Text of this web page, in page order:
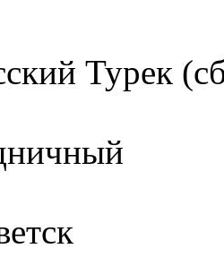
Турек